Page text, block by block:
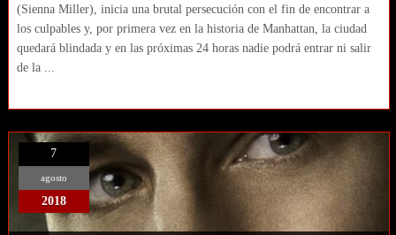
(Sienna Miller), inicia una brutal persecución con el fin de encontrar a
los culpables y, por primera vez en la historia de Manhattan, la ciudad
quedará blindada y en las próximas 24 horas nadie podrá entrar ni salir
de la ...
7
agosto
2018